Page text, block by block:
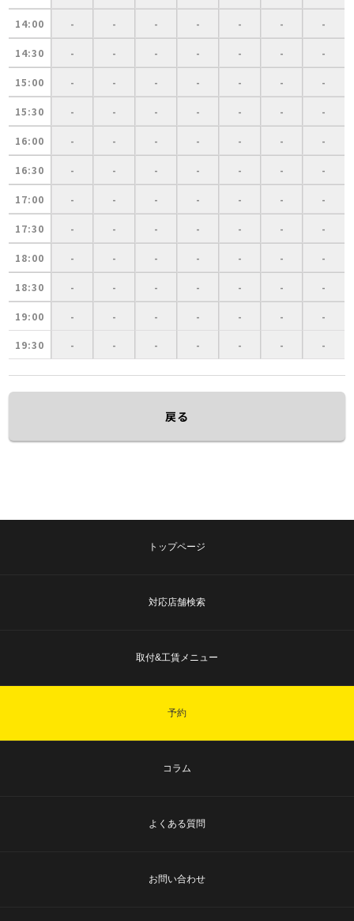
14:00 - - - - - - -
14:30 - - - - - - -
15:00 - - - - - - -
15:30 - - - - - - -
16:00 - - - - - - -
16:30 - - - - - - -
17:00 - - - - - - -
17:30 - - - - - - -
18:00 - - - - - - -
18:30 - - - - - - -
19:00 - - - - - - -
19:30 - - - - - - -
戻る
トップページ
対応店舗検索
取付&工賃メニュー
予約
コラム
よくある質問
お問い合わせ